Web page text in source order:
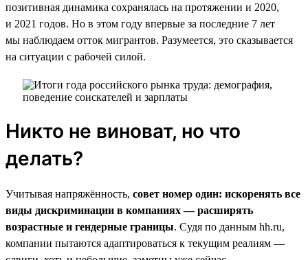
позитивная динамика сохранялась на протяжении и 2020,
и 2021 годов. Но в этом году впервые за последние 7 лет
мы наблюдаем отток мигрантов. Разумеется, это сказывается
на ситуации с рабочей силой.
Никто не виноват, но что
делать?
Учитывая напряжённость, совет номер один: искоренять все
виды дискриминации в компаниях — расширять
возрастные и гендерные границы. Судя по данным hh.ru,
компании пытаются адаптироваться к текущим реалиям —